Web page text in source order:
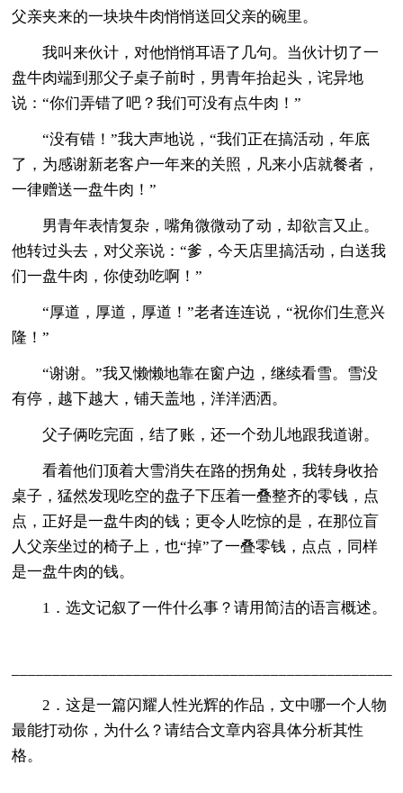
父亲夹来的一块块牛肉悄悄送回父亲的碗里。
我叫来伙计，对他悄悄耳语了几句。当伙计切了一
盘牛肉端到那父子桌子前时，男青年抬起头，诧异地
说：“你们弄错了吧？我们可没有点牛肉！”
“没有错！”我大声地说，“我们正在搞活动，年底
了，为感谢新老客户一年来的关照，凡来小店就餐者，
一律赠送一盘牛肉！”
男青年表情复杂，嘴角微微动了动，却欲言又止。
他转过头去，对父亲说：“爹，今天店里搞活动，白送我
们一盘牛肉，你使劲吃啊！”
“厚道，厚道，厚道！”老者连连说，“祝你们生意兴
隆！”
“谢谢。”我又懒懒地靠在窗户边，继续看雪。雪没
有停，越下越大，铺天盖地，洋洋洒洒。
父子俩吃完面，结了账，还一个劲儿地跟我道谢。
看着他们顶着大雪消失在路的拐角处，我转身收拾
桌子，猛然发现吃空的盘子下压着一叠整齐的零钱，点
点，正好是一盘牛肉的钱；更令人吃惊的是，在那位盲
人父亲坐过的椅子上，也“掉”了一叠零钱，点点，同样
是一盘牛肉的钱。
1．选文记叙了一件什么事？请用简洁的语言概述。
2．这是一篇闪耀人性光辉的作品，文中哪一个人物
最能打动你，为什么？请结合文章内容具体分析其性
格。